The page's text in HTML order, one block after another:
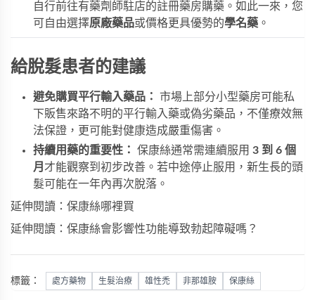
自行前往有藥劑師駐店的註冊藥房購藥。如此一來，您
可自由選擇原廠藥品或價格更具優勢的學名藥 。
給脫髮患者的建議
避免購買平行輸入藥品：
市場上部分小型藥房可能私
下販售來路不明的平行輸入藥或偽劣藥品，不僅療效無
法保證，更可能對健康造成嚴重傷害。
持續用藥的重要性：
保康絲通常需連續服用 3 到 6 個
月 才能觀察到初步改善。若中途停止服用，新生長的頭
髮可能在一年內再次脫落。
延伸閱讀： 保康絲哪裡買
延伸閱讀： 保康絲會影響性功能導致勃起障礙嗎？
標籤： 處方藥物 生髮治療 雄性禿 非那雄胺 保康絲